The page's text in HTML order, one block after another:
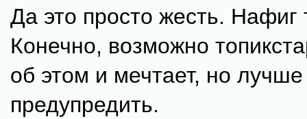
Да это просто жесть. Нафиг
Конечно, возможно
об этом и мечтает, но лучше
предупредить.